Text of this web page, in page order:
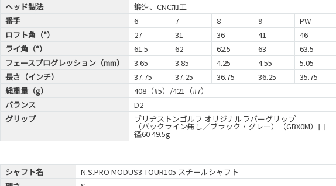
ヘッド製法
鍛造、CNC加工
番手
6 7 8 9
PW
ロフト角（°）
27 31 36 41
46
ライ角（°）
61.5 62 62.5 63
63.5
フェースプログレッション（mm）
3.65 3.85 4.25 4.55
5.05
長さ（インチ）
37.75 37.25 36.75 36.25
35.75
総重量（g）
408（#5）/421（#7）
バランス
D2
グリップ
ブリヂストンゴルフ オリジナルラバーグリップ
（バックライン無し／ブラック・グレー）（GBX0M）口
径60 49.5g
シャフト名
N.S.PRO MODUS3 TOUR105 スチールシャフト